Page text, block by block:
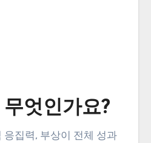
엇인가요?
응집력, 부상이 전체 성과